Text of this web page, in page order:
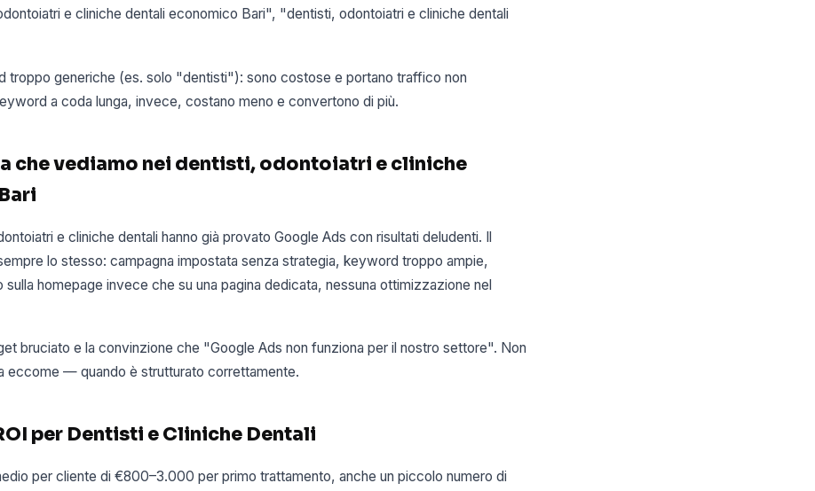
e cliniche dentali economico Bari", "dentisti, odontoiatri e cliniche dentali
troppo generiche (es. solo "dentisti"): sono costose e portano traffico non
a coda lunga, invece, costano meno e convertono di più.
che vediamo nei dentisti, odontoiatri e cliniche
e cliniche dentali hanno già provato Google Ads con risultati deludenti. Il
lo stesso: campagna impostata senza strategia, keyword troppo ampie,
homepage invece che su una pagina dedicata, nessuna ottimizzazione nel
bruciato e la convinzione che "Google Ads non funziona per il nostro settore". Non
eccome — quando è strutturato correttamente.
per Dentisti e Cliniche Dentali
per cliente di €800–3.000 per primo trattamento, anche un piccolo numero di